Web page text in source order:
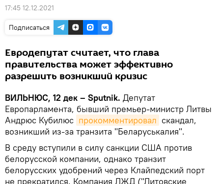
17:45 12.12.2021
Подписаться
Евродепутат считает, что глава
правительства может эффективно
разрешить возникший кризис
ВИЛЬНЮС, 12 дек – Sputnik. Депутат
Европарламента, бывший премьер-министр Литвы
Андрюс Кубилюс прокомментировал скандал,
возникший из-за транзита "Беларуськалия".
В среду вступили в силу санкции США против
белорусской компании, однако транзит
белорусских удобрений через Клайпедский порт
не прекратился. Компания ЛЖД ("Литовские